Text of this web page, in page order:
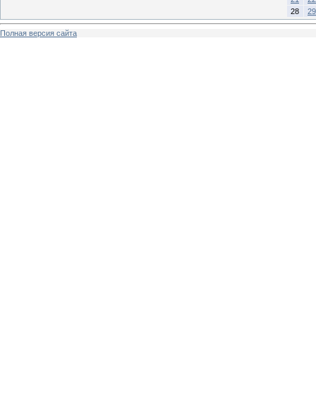
28
29
Полная версия сайта